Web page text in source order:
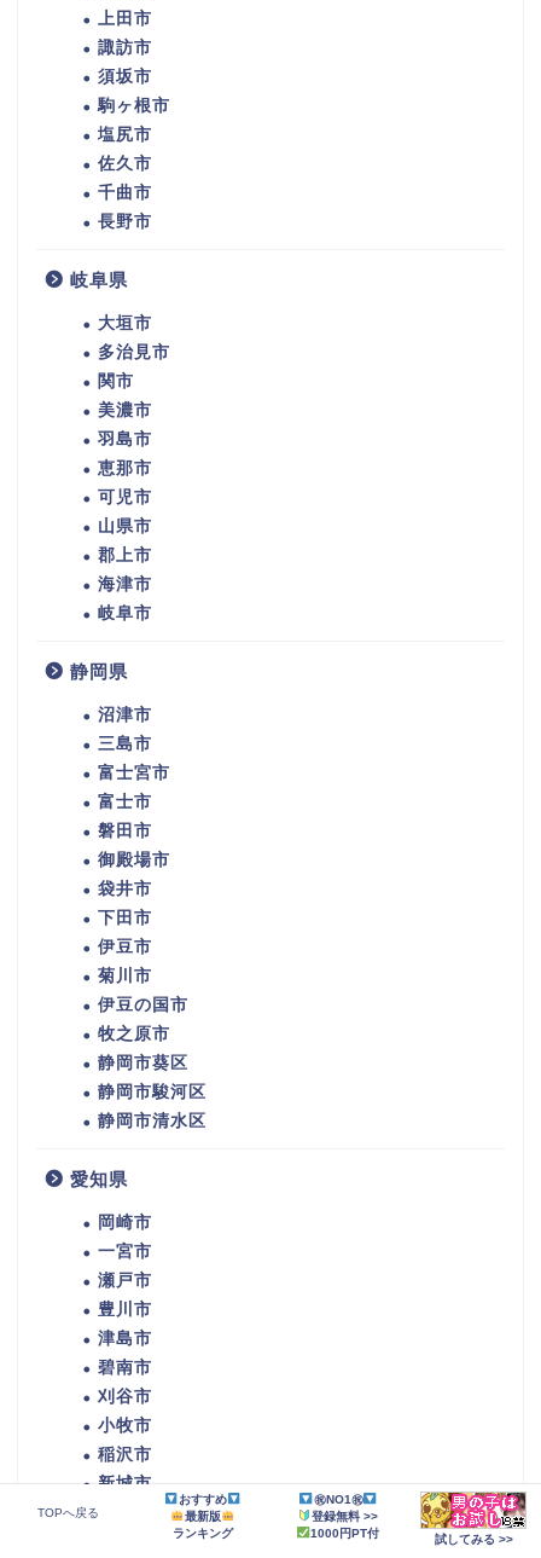
上田市
諏訪市
須坂市
駒ヶ根市
塩尻市
佐久市
千曲市
長野市
岐阜県
大垣市
多治見市
関市
美濃市
羽島市
恵那市
可児市
山県市
郡上市
海津市
岐阜市
静岡県
沼津市
三島市
富士宮市
富士市
磐田市
御殿場市
袋井市
下田市
伊豆市
菊川市
伊豆の国市
牧之原市
静岡市葵区
静岡市駿河区
静岡市清水区
愛知県
岡崎市
一宮市
瀬戸市
豊川市
津島市
碧南市
刈谷市
小牧市
稲沢市
新城市
TOPへ戻る
おすすめ
最新版
ランキング
㊗NO1㊗
登録無料 >>
1000円PT付
試してみる >>